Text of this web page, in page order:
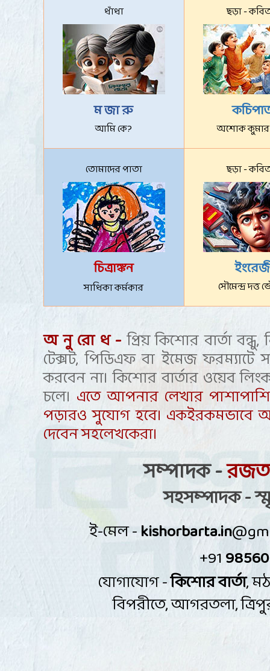
ধাঁধা
ম জা রু
আমি কে?
ছড়া -
অশোক কুমার
তোমাদের পাতা
চিত্রাঙ্কন
সাধিকা কর্মকার
ছড়া -
সৌমেন্দ্র দত্ত
অ নু রো ধ - প্রিয় কিশোর বার্তা বন্ধু,
টেক্সট,পিডিএফ বা ইমেজ ফরম্যাটে
করবেন না। কিশোর বার্তার ওয়েব
চলে। এতে আপনার লেখার
পড়ারও সুযোগ হবে। একইরকমভাবে
দেবেন সহলেখকেরা।
সম্পাদক -
সহসম্পাদক -
ই-মেল -kishorbarta.in
+91
যোগাযোগ -কিশোর বার্তা,
বিপরীতে,আগরতলা,